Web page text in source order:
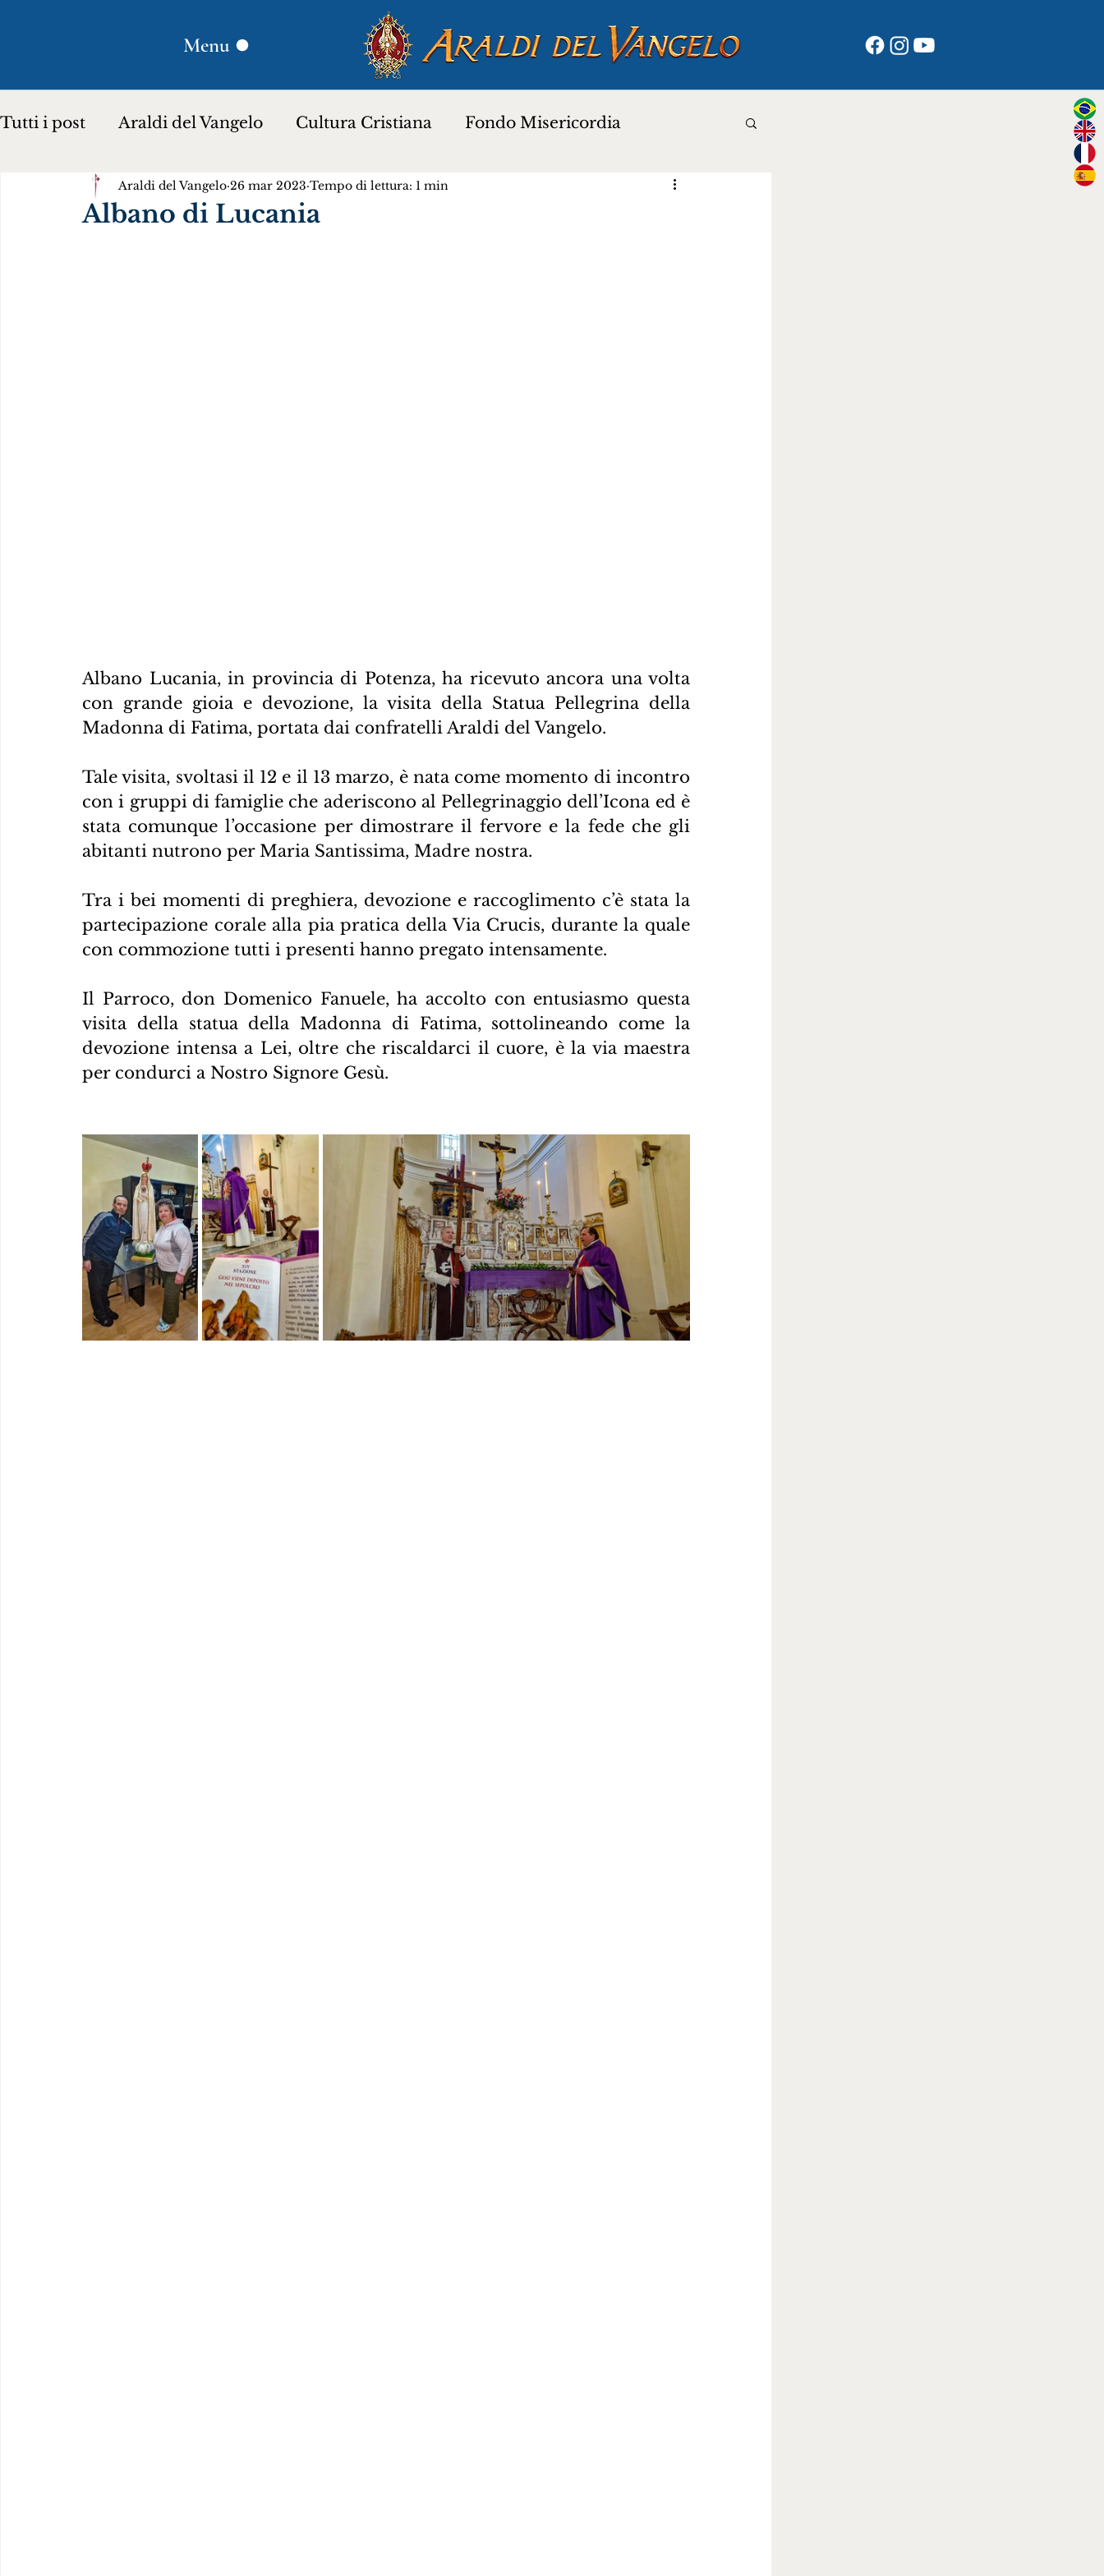
Menu
Tutti i post Araldi del Vangelo Cultura Cristiana Fondo Misericordia
Plinio Corrêa de Oliveira Donna Lucilia Proverbi dei Santi Santi e Beati
Albano di Lucania
Araldi del Vangelo 26 mar 2023 Tempo di lettura: 1 min
Albano Lucania, in provincia di Potenza, ha ricevuto ancora una volta
con grande gioia e devozione, la visita della Statua Pellegrina della
Madonna di Fatima, portata dai confratelli Araldi del Vangelo.
Tale visita, svoltasi il 12 e il 13 marzo, è nata come momento di incontro
con i gruppi di famiglie che aderiscono al Pellegrinaggio dell’Icona ed è
stata comunque l’occasione per dimostrare il fervore e la fede che gli
abitanti nutrono per Maria Santissima, Madre nostra.
Tra i bei momenti di preghiera, devozione e raccoglimento c’è stata la
partecipazione corale alla pia pratica della Via Crucis, durante la quale
con commozione tutti i presenti hanno pregato intensamente.
Il Parroco, don Domenico Fanuele, ha accolto con entusiasmo questa
visita della statua della Madonna di Fatima, sottolineando come la
devozione intensa a Lei, oltre che riscaldarci il cuore, è la via maestra
per condurci a Nostro Signore Gesù.